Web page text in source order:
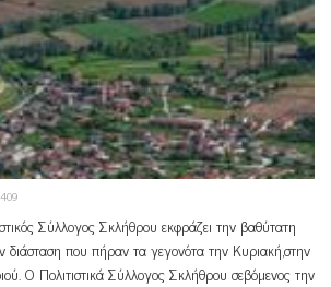
409
Σύλλογος Σκλήθρου εκφράζει την βαθύτατη
διάσταση που πήραν τα γεγονότα την Κυριακή,στην
Ο Πολιτιστικά Σύλλογος Σκλήθρου σεβόμενος την